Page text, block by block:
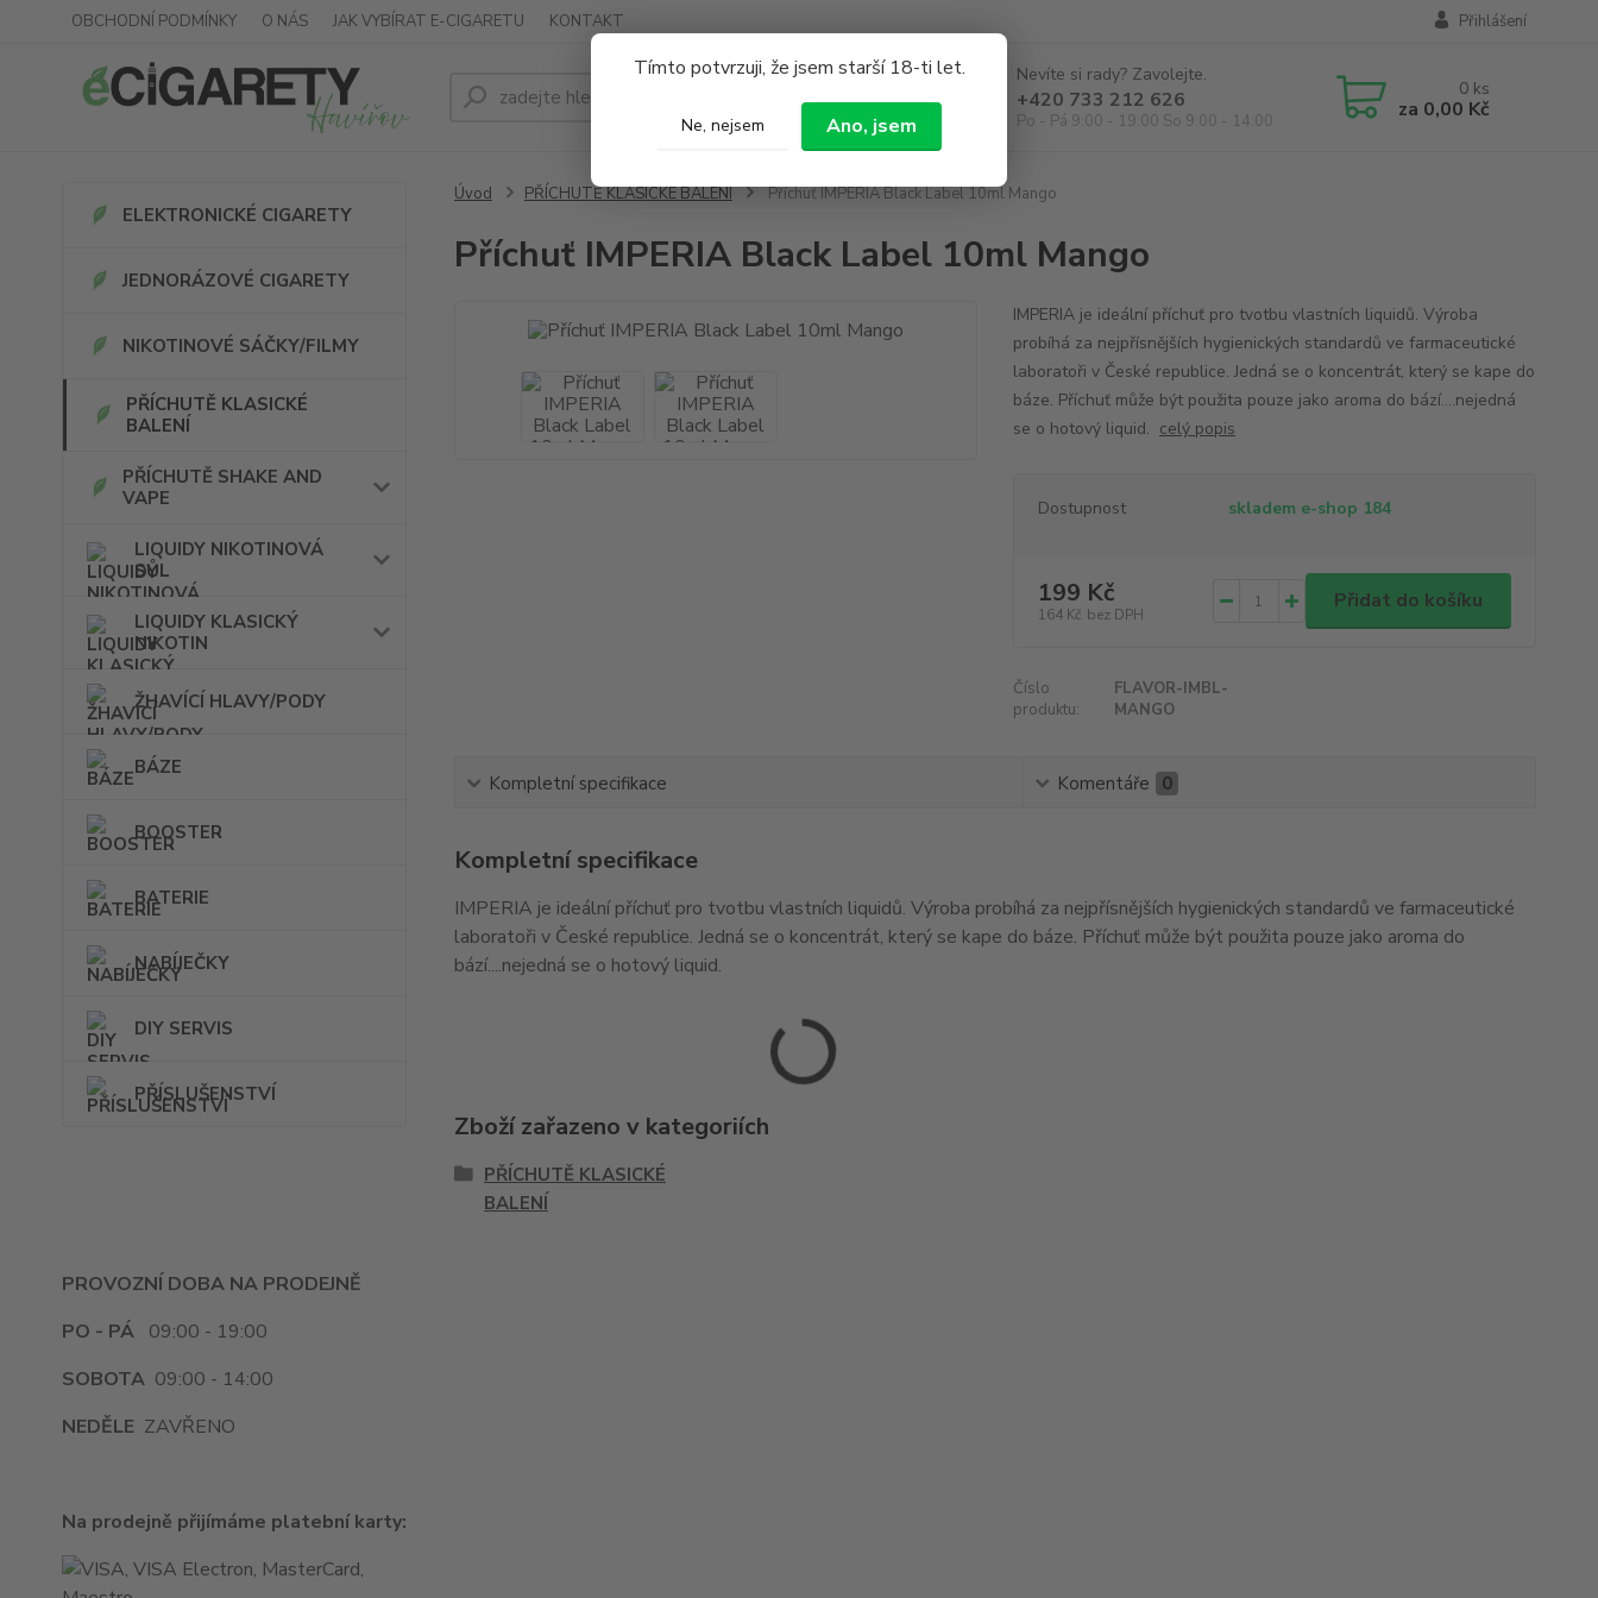
Tímto potvrzuji, že jsem starší 18-ti let.
Ne, nejsem Ano, jsem
OBCHODNÍ PODMÍNKY O NÁS JAK VYBÍRAT E-CIGARETU KONTAKT Přihlášení
Hledat
Nevíte si rady? Zavolejte.
+420 733 212 626
Po - Pá 9:00 - 19:00 So 9:00 - 14:00
0 ks
za 0,00 Kč
ELEKTRONICKÉ CIGARETY
JEDNORÁZOVÉ CIGARETY
NIKOTINOVÉ SÁČKY/FILMY
PŘÍCHUTĚ KLASICKÉ
BALENÍ
PŘÍCHUTĚ SHAKE AND
VAPE
LIQUIDY NIKOTINOVÁ
SŮL
LIQUIDY KLASICKÝ
NIKOTIN
ŽHAVÍCÍ HLAVY/PODY
BÁZE
BOOSTER
BATERIE
NABÍJEČKY
DIY SERVIS
PŘÍSLUŠENSTVÍ
PROVOZNÍ DOBA NA PRODEJNĚ
PO - PÁ 09:00 - 19:00
SOBOTA 09:00 - 14:00
NEDĚLE ZAVŘENO
Na prodejně přijímáme platební karty:
Úvod PŘÍCHUTĚ KLASICKÉ BALENÍ Příchuť IMPERIA Black Label 10ml Mango
Příchuť IMPERIA Black Label 10ml Mango
IMPERIA je ideální příchuť pro tvotbu vlastních liquidů. Výroba
probíhá za nejpřísnějších hygienických standardů ve farmaceutické
laboratoři v České republice. Jedná se o koncentrát, který se kape do
báze. Příchuť může být použita pouze jako aroma do bází....nejedná
se o hotový liquid. celý popis
Dostupnost skladem e-shop 184
199 Kč
164 Kč bez DPH
Přidat do košíku
Číslo
produktu:
FLAVOR-IMBL-
MANGO
Kompletní specifikace Komentáře 0
Kompletní specifikace
IMPERIA je ideální příchuť pro tvotbu vlastních liquidů. Výroba probíhá za nejpřísnějších hygienických standardů ve farmaceutické
laboratoři v České republice. Jedná se o koncentrát, který se kape do báze. Příchuť může být použita pouze jako aroma do
bází....nejedná se o hotový liquid.
Zboží zařazeno v kategoriích
PŘÍCHUTĚ KLASICKÉ
BALENÍ